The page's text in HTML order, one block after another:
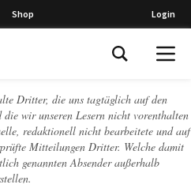
Shop Login
Dritter, die uns tagtäglich auf den
die wir unseren Lesern nicht vorenthalten
redaktionell nicht bearbeitete und auf
Mitteilungen Dritter. Welche damit
genannten Absender außerhalb